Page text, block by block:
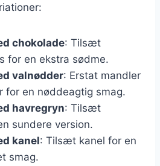
chokolade: Tilsæt
for en ekstra sødme.
valnødder: Erstat mandler
for en nøddeagtig smag.
havregryn: Tilsæt
sundere version.
kanel: Tilsæt kanel for en
smag.